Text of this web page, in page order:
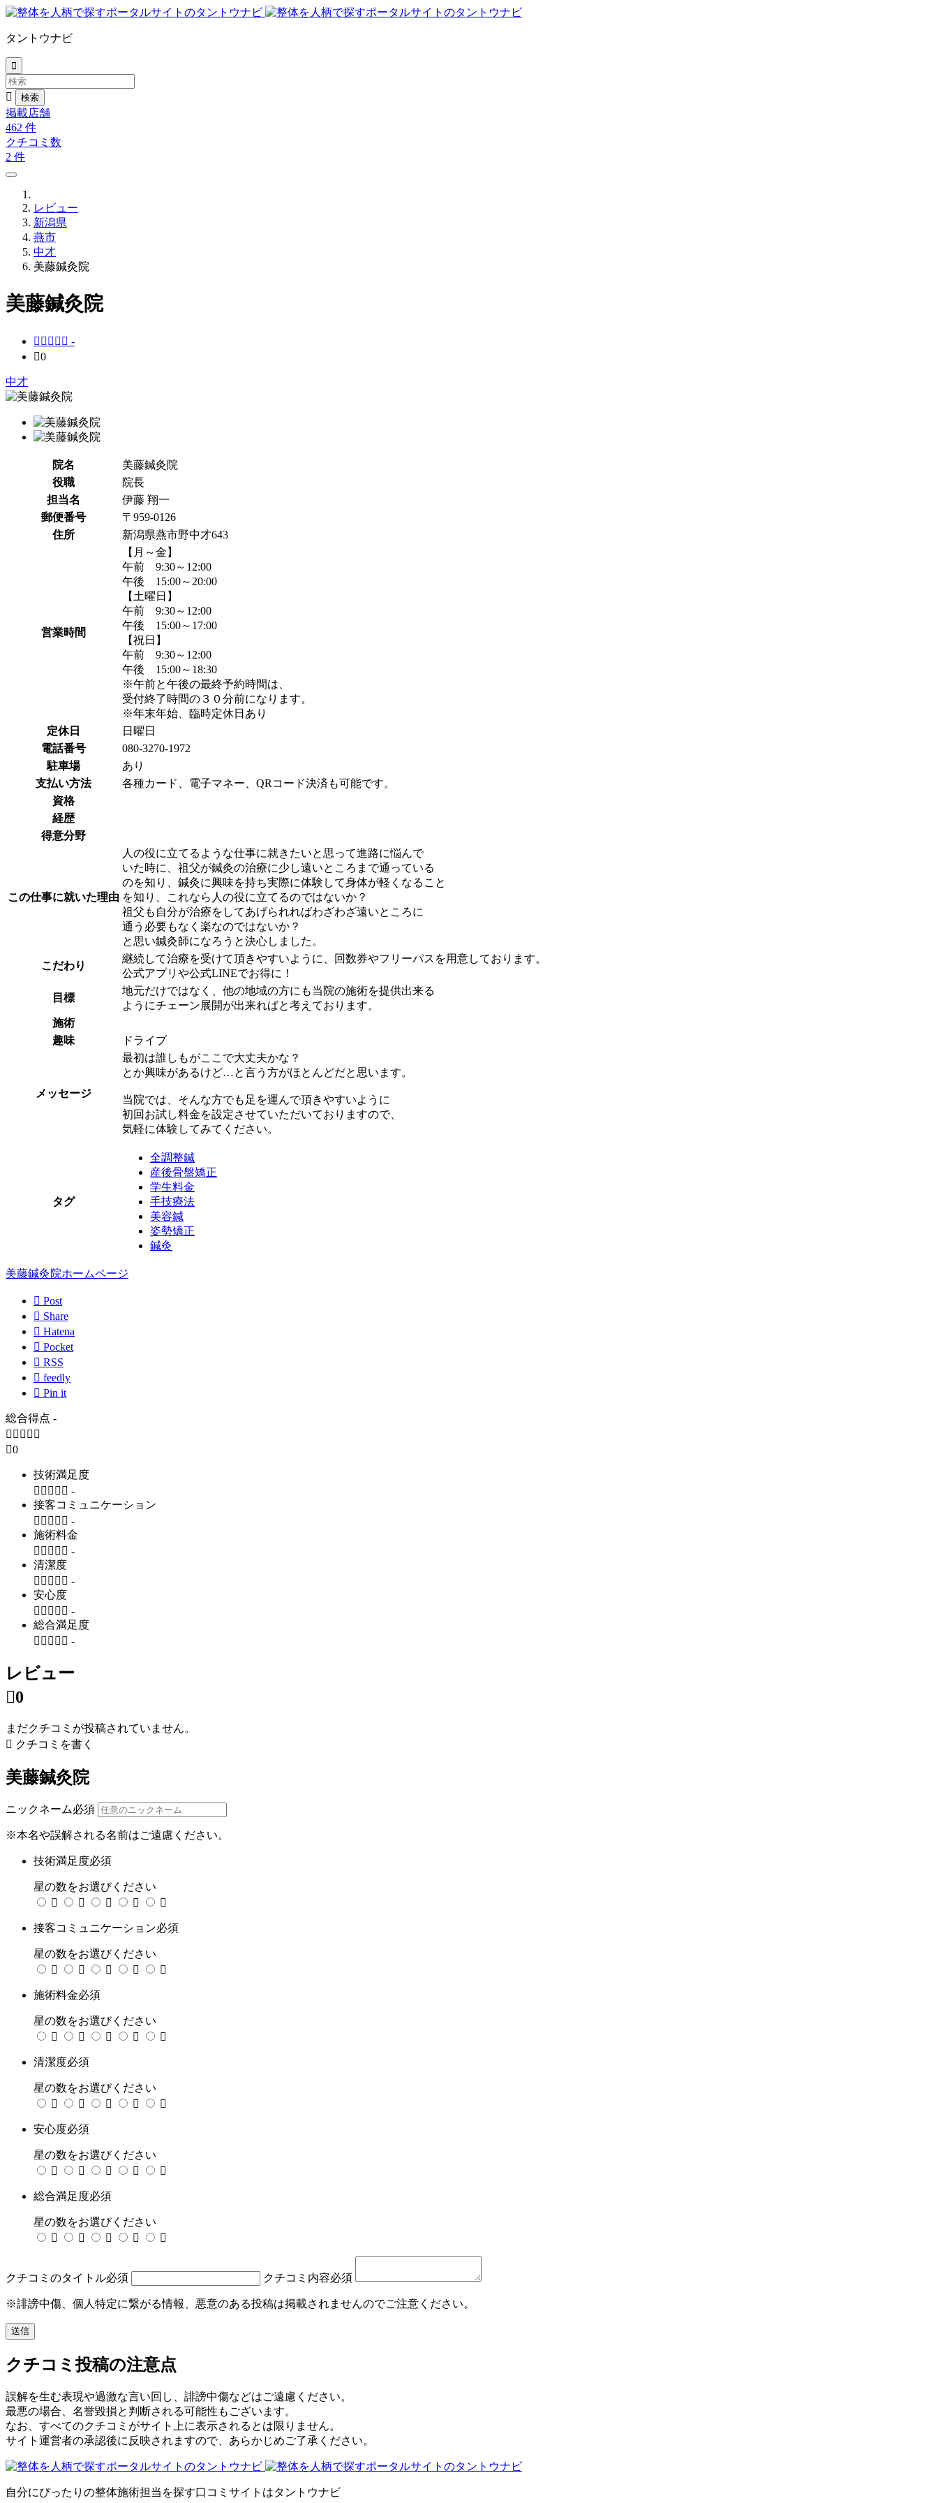
タントウナビ


掲載店舗
462 件
クチコミ数
2 件
レビュー
新潟県
燕市
中才
美藤鍼灸院
美藤鍼灸院
     -
0
中才
院名
美藤鍼灸院
役職
院長
担当名
伊藤 翔一
郵便番号
〒959-0126
住所
新潟県燕市野中才643
営業時間
【月～金】
午前 9:30～12:00
午後 15:00～20:00
【土曜日】
午前 9:30～12:00
午後 15:00～17:00
【祝日】
午前 9:30～12:00
午後 15:00～18:30
※午前と午後の最終予約時間は、
受付終了時間の３０分前になります。
※年末年始、臨時定休日あり
定休日
日曜日
電話番号
080-3270-1972
駐車場
あり
支払い方法
各種カード、電子マネー、QRコード決済も可能です。
資格
経歴
得意分野
この仕事に就いた理由
人の役に立てるような仕事に就きたいと思って進路に悩んで
いた時に、祖父が鍼灸の治療に少し遠いところまで通っている
のを知り、鍼灸に興味を持ち実際に体験して身体が軽くなること
を知り、これなら人の役に立てるのではないか？
祖父も自分が治療をしてあげられればわざわざ遠いところに
通う必要もなく楽なのではないか？
と思い鍼灸師になろうと決心しました。
こだわり
継続して治療を受けて頂きやすいように、回数券やフリーパスを用意しております。
公式アプリや公式LINEでお得に！
目標
地元だけではなく、他の地域の方にも当院の施術を提供出来る
ようにチェーン展開が出来ればと考えております。
施術
趣味
ドライブ
メッセージ
最初は誰しもがここで大丈夫かな？
とか興味があるけど…と言う方がほとんどだと思います。
当院では、そんな方でも足を運んで頂きやすいように
初回お試し料金を設定させていただいておりますので、
気軽に体験してみてください。
タグ
全調整鍼
産後骨盤矯正
学生料金
手技療法
美容鍼
姿勢矯正
鍼灸
美藤鍼灸院ホームページ
 Post
 Share
 Hatena
 Pocket
 RSS
 feedly
 Pin it
総合得点 -
    
0
技術満足度
     -
接客コミュニケーション
     -
施術料金
     -
清潔度
     -
安心度
     -
総合満足度
     -
レビュー
0
まだクチコミが投稿されていません。
 クチコミを書く
美藤鍼灸院
ニックネーム必須
※本名や誤解される名前はご遠慮ください。
技術満足度必須
星の数をお選びください

   
接客コミュニケーション必須
星の数をお選びください

   
施術料金必須
星の数をお選びください

   
清潔度必須
星の数をお選びください

   
安心度必須
星の数をお選びください

   
総合満足度必須
星の数をお選びください

   
クチコミのタイトル必須 クチコミ内容必須
※誹謗中傷、個人特定に繋がる情報、悪意のある投稿は掲載されませんのでご注意ください。
クチコミ投稿の注意点
誤解を生む表現や過激な言い回し、誹謗中傷などはご遠慮ください。
最悪の場合、名誉毀損と判断される可能性もございます。
なお、すべてのクチコミがサイト上に表示されるとは限りません。
サイト運営者の承認後に反映されますので、あらかじめご了承ください。
自分にぴったりの整体施術担当を探す口コミサイトはタントウナビ